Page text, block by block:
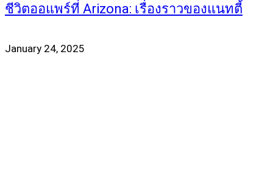
ชีวิตออแพร์ที่ Arizona: เรื่องราวของแนทตี้
January 24, 2025